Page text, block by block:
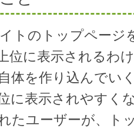
トのトップページ
位に表示されるわ
体を作り込んでい
に表示されやすく
たユーザーが、ト